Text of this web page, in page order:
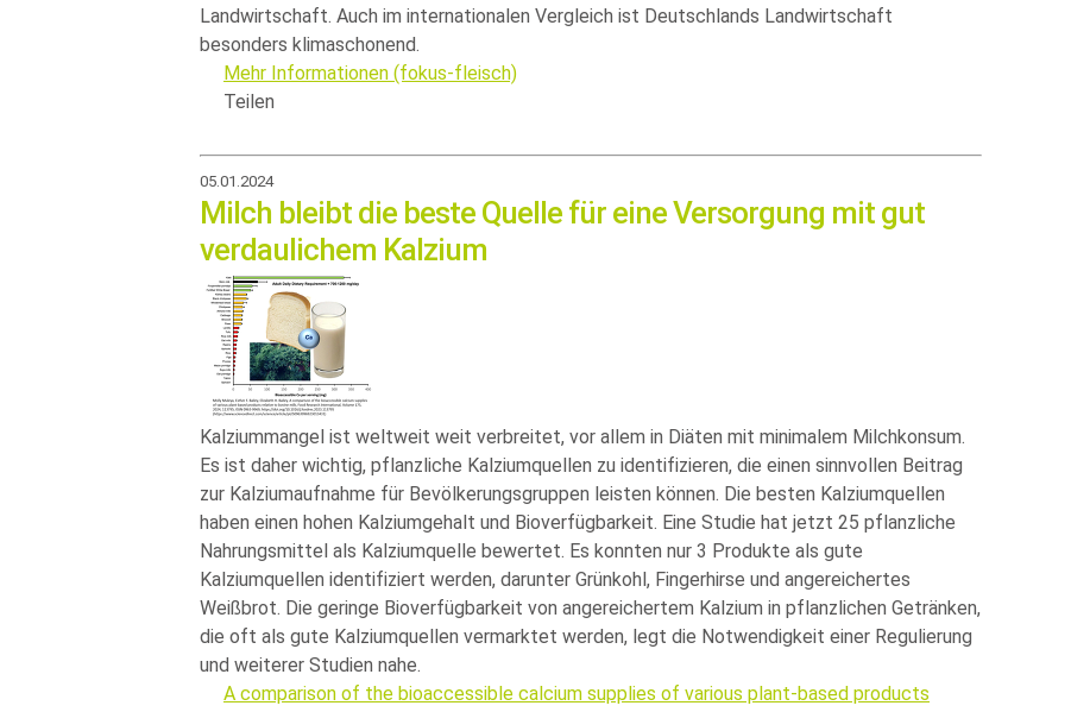
Landwirtschaft. Auch im internationalen Vergleich ist Deutschlands Landwirtschaft
besonders klimaschonend.
Mehr Informationen (fokus-fleisch)
Teilen
05.01.2024
Milch bleibt die beste Quelle für eine Versorgung mit gut
verdaulichem Kalzium
Kalziummangel ist weltweit weit verbreitet, vor allem in Diäten mit minimalem Milchkonsum.
Es ist daher wichtig, pflanzliche Kalziumquellen zu identifizieren, die einen sinnvollen Beitrag
zur Kalziumaufnahme für Bevölkerungsgruppen leisten können. Die besten Kalziumquellen
haben einen hohen Kalziumgehalt und Bioverfügbarkeit. Eine Studie hat jetzt 25 pflanzliche
Nahrungsmittel als Kalziumquelle bewertet. Es konnten nur 3 Produkte als gute
Kalziumquellen identifiziert werden, darunter Grünkohl, Fingerhirse und angereichertes
Weißbrot. Die geringe Bioverfügbarkeit von angereichertem Kalzium in pflanzlichen Getränken,
die oft als gute Kalziumquellen vermarktet werden, legt die Notwendigkeit einer Regulierung
und weiterer Studien nahe.
A comparison of the bioaccessible calcium supplies of various plant-based products